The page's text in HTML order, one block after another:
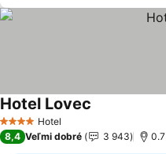
4 Počet hviezdičiek
Hotel
Hotel Lovec
8,4 Veľmi dobré 3 943